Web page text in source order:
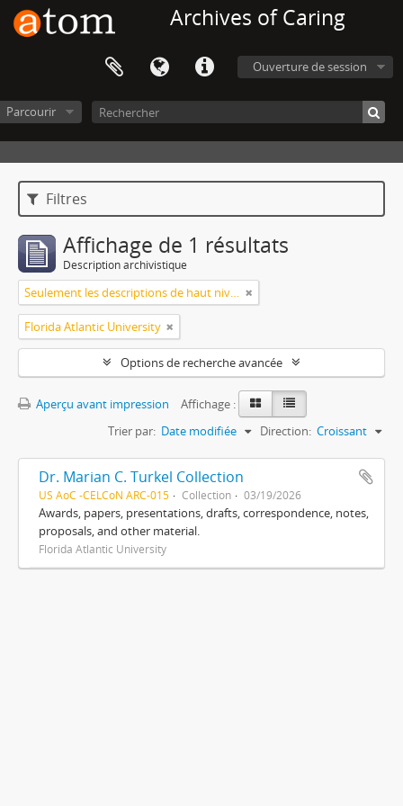
Archives of Caring
Ouverture de session
Parcourir
Filtres
Affichage de 1 résultats
Description archivistique
Seulement les descriptions de haut niveau
Florida Atlantic University
Options de recherche avancée
Aperçu avant impression
Affichage :
Trier par: Date modifiée Direction: Croissant
Dr. Marian C. Turkel Collection
US AoC -CELCoN ARC-015 Collection 03/19/2026
Awards, papers, presentations, drafts, correspondence, notes,
proposals, and other material.
Florida Atlantic University